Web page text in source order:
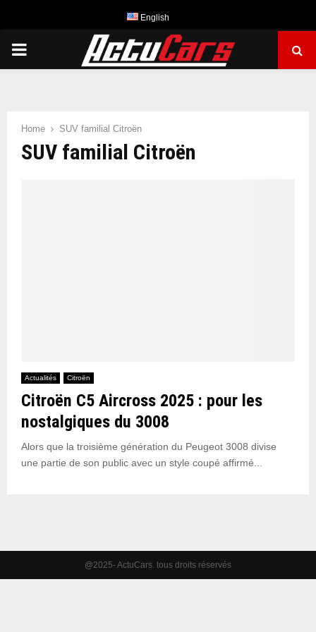
English
PRIMARY
Home SUV familial Citroën
SUV familial Citroën
Actualités Citroën
Citroën C5 Aircross 2025 : pour les
nostalgiques du 3008
Alors que la troisième génération du Peugeot 3008 divise
une partie de son public avec un style coupé affirmé...
@2025- ActuCars. tous droits réservés